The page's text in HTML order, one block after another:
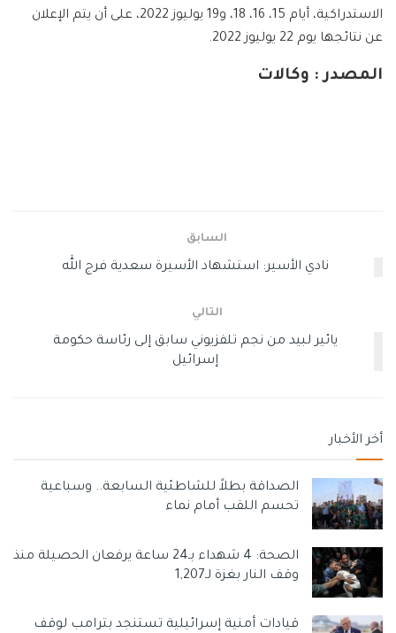
الاستدراكية، أيام 15، 16، 18، و19 يوليوز 2022، على أن يتم الإعلان
عن نتائجها يوم 22 يوليوز 2022.
المصدر : وكالات
السابق
نادي الأسير: استشهاد الأسيرة سعدية فرج الله
التالي
يائير لبيد من نجم تلفزيوني سابق إلى رئاسة حكومة
إسرائيل
أخر الأخبار
الصداقة بطلاً للشاطئية السابعة.. وسباعية
تحسم اللقب أمام نماء
الصحة: 4 شهداء بـ24 ساعة يرفعان الحصيلة منذ
وقف النار بغزة لـ1,207
قيادات أمنية إسرائيلية تستنجد بترامب لوقف